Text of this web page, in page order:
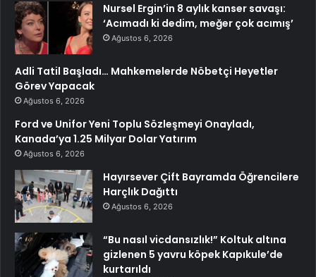
Nursel Ergin’in 8 aylık kanser savaşı:
‘Acımadı ki dedim, meğer çok acımış’
Ağustos 6, 2026
Adli Tatil Başladı… Mahkemelerde Nöbetçi Heyetler
Görev Yapacak
Ağustos 6, 2026
Ford ve Unifor Yeni Toplu Sözleşmeyi Onayladı,
Kanada’ya 1.25 Milyar Dolar Yatırım
Ağustos 6, 2026
Hayırsever Çift Bayramda Öğrencilere
Harçlık Dağıttı
Ağustos 6, 2026
“Bu nasıl vicdansızlık!” Koltuk altına
gizlenen 5 yavru köpek Kapıkule’de
kurtarıldı